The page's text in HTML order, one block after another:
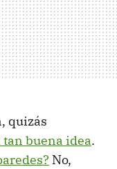
quizás
tan buena idea.
No,